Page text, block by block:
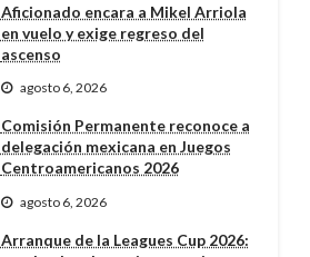
Aficionado encara a Mikel Arriola
en vuelo y exige regreso del
ascenso
agosto 6, 2026
Comisión Permanente reconoce a
delegación mexicana en Juegos
Centroamericanos 2026
agosto 6, 2026
Arranque de la Leagues Cup 2026: